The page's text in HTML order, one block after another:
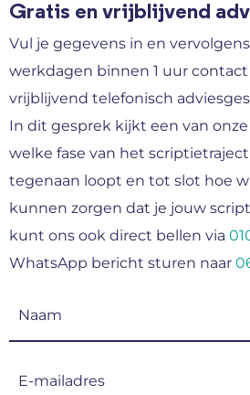
Gratis en vrijblijvend
Vul je gegevens in en
werkdagen binnen 1 uur
vrijblijvend telefonisch
In dit gesprek kijkt een van
welke fase van het
tegenaan loopt en tot slot hoe
kunnen zorgen dat je jouw
kunt ons ook direct bellen via
WhatsApp bericht sturen naar